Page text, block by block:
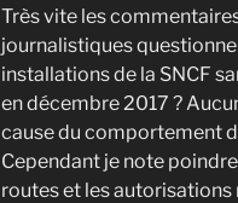
Très vite les
journalistiques
installations de la SNCF
en décembre 2017 ?
cause du comportement
Cependant je note
routes et les autorisations